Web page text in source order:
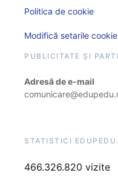
Politica de cookie
Modifică setarile
PUBLICITATE ȘI
Adresă de e-mail
STATISTICI
466.326.820 vizite